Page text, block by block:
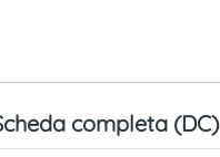
completa (DC)